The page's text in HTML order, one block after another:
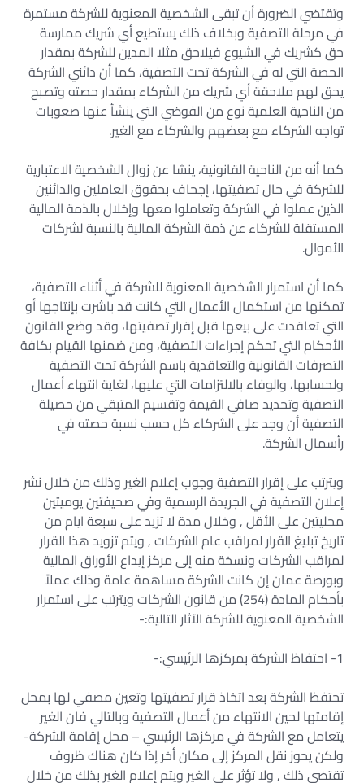
وتقتضي الضرورة أن تبقى الشخصية المعنوية للشركة مستمرة
في مرحلة التصفية وبخلاف ذلك يستطيع أي شريك ممارسة
حق كشريك في الشيوع فيلاحق مثلا المدين للشركة بمقدار
الحصة التي له في الشركة تحت التصفية، كما أن دائني الشركة
يحق لهم ملاحقة أي شريك من الشركاء بمقدار حصته وتصبح
من الناحية العلمية نوع من الفوضي التي ينشأ عنها صعوبات
تواجه الشركاء مع بعضهم والشركاء مع الغير.
كما أنه من الناحية القانونية، ينشا عن زوال الشخصية الاعتبارية
للشركة في حال تصفيتها، إجحاف بحقوق العاملين والدائنين
الذين عملوا في الشركة وتعاملوا معها وإخلال بالذمة المالية
المستقلة للشركاء عن ذمة الشركة المالية بالنسبة لشركات
الأموال.
كما أن استمرار الشخصية المعنوية للشركة في أثناء التصفية،
تمكنها من استكمال الأعمال التي كانت قد باشرت بإنتاجها أو
التي تعاقدت على بيعها قبل إقرار تصفيتها، وقد وضع القانون
الأحكام التي تحكم إجراءات التصفية، ومن ضمنها القيام بكافة
التصرفات القانونية والتعاقدية باسم الشركة تحت التصفية
ولحسابها، والوفاء بالالتزامات التي عليها، لغاية انتهاء أعمال
التصفية وتحديد صافي القيمة وتقسيم المتبقي من حصيلة
التصفية أن وجد على الشركاء كل حسب نسبة حصته في
رأسمال الشركة.
ويترتب على إقرار التصفية وجوب إعلام الغير وذلك من خلال نشر
إعلان التصفية في الجريدة الرسمية وفي صحيفتين يوميتين
محليتين على الأقل , وخلال مدة لا تزيد على سبعة ايام من
تاريخ تبليغ القرار لمراقب عام الشركات , ويتم تزويد هذا القرار
لمراقب الشركات ونسخة منه إلى مركز إيداع الأوراق المالية
وبورصة عمان إن كانت الشركة مساهمة عامة وذلك عملاً
بأحكام المادة (254) من قانون الشركات ويترتب على استمرار
الشخصية المعنوية للشركة الآثار التالية:-
1- احتفاظ الشركة بمركزها الرئيسي:-
تحتفظ الشركة بعد اتخاذ قرار تصفيتها وتعين مصفي لها بمحل
إقامتها لحين الانتهاء من أعمال التصفية وبالتالي فان الغير
يتعامل مع الشركة في مركزها الرئيسي – محل إقامة الشركة-
ولكن يحوز نقل المركز إلى مكان أخر إذا كان هناك ظروف
تقتضي ذلك , ولا تؤثر على الغير ويتم إعلام الغير بذلك من خلال